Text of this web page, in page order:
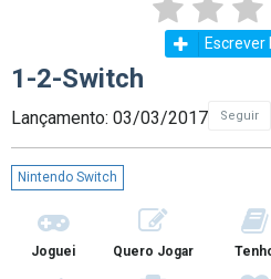
Escrever
1-2-Switch
Lançamento: 03/03/2017 Seguir
Nintendo Switch
Joguei Quero Jogar